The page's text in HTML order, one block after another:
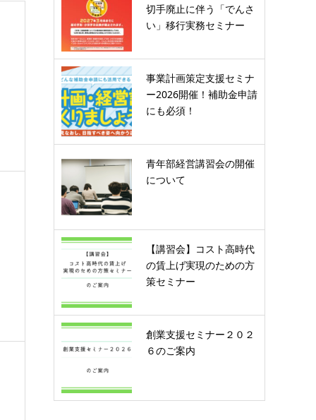
切手廃止に伴う「でんさ
い」移行実務セミナー
事業計画策定支援セミナ
ー2026開催！補助金申請
にも必須！
青年部経営講習会の開催
について
【講習会】コスト高時代
の賃上げ実現のための方
策セミナー
創業支援セミナー２０２
６のご案内